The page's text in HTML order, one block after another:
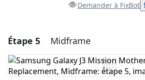
Demander à FixBot
Ajouter un commentaire
Ajouter un commentaire
Étape 5 Midframe